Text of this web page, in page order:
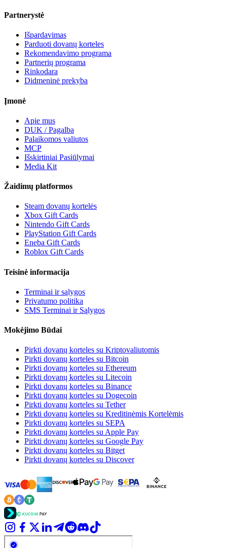
Partnerystė
Išpardavimas
Parduoti dovanų korteles
Rekomendavimo programa
Partnerių programa
Rinkodara
Didmeninė prekyba
Įmonė
Apie mus
DUK / Pagalba
Palaikomos valiutos
MCP
Išskirtiniai Pasiūlymai
Media Kit
Žaidimų platformos
Steam dovanų kortelės
Xbox Gift Cards
Nintendo Gift Cards
PlayStation Gift Cards
Eneba Gift Cards
Roblox Gift Cards
Teisinė informacija
Terminai ir sąlygos
Privatumo politika
SMS Terminai ir Sąlygos
Mokėjimo Būdai
Pirkti dovanų korteles su Kriptovaliutomis
Pirkti dovanų korteles su Bitcoin
Pirkti dovanų korteles su Ethereum
Pirkti dovanų korteles su Litecoin
Pirkti dovanų korteles su Binance
Pirkti dovanų korteles su Dogecoin
Pirkti dovanų korteles su Tether
Pirkti dovanų korteles su Kreditinėmis Kortelėmis
Pirkti dovanų korteles su SEPA
Pirkti dovanų korteles su Apple Pay
Pirkti dovanų korteles su Google Pay
Pirkti dovanų korteles su Bitget
Pirkti dovanų korteles su Discover